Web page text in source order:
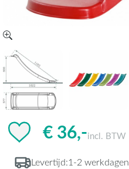
€ 36,-incl. BTW
Levertijd:1-2 werkdagen